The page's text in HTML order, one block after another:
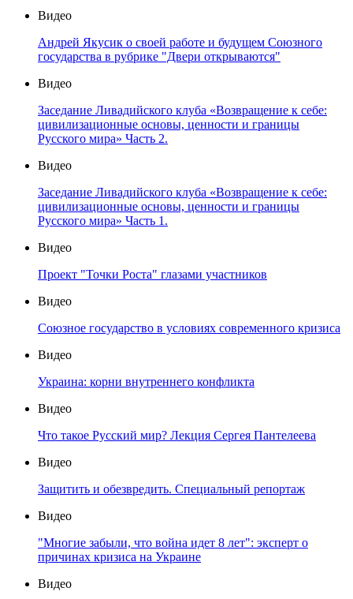
Видео
Андрей Якусик о своей работе и будущем Союзного
государства в рубрике "Двери открываются"
Видео
Заседание Ливадийского клуба «Возвращение к себе:
цивилизационные основы, ценности и границы
Русского мира» Часть 2.
Видео
Заседание Ливадийского клуба «Возвращение к себе:
цивилизационные основы, ценности и границы
Русского мира» Часть 1.
Видео
Проект "Точки Роста" глазами участников
Видео
Союзное государство в условиях современного кризиса
Видео
Украина: корни внутреннего конфликта
Видео
Что такое Русский мир? Лекция Сергея Пантелеева
Видео
Защитить и обезвредить. Специальный репортаж
Видео
"Многие забыли, что война идет 8 лет": эксперт о
причинах кризиса на Украине
Видео